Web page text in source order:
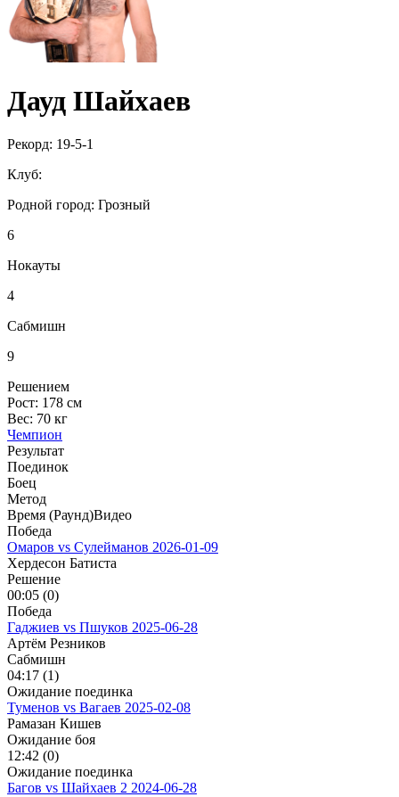
Дауд Шайхаев
Рекорд: 19-5-1
Клуб:
Родной город: Грозный
6
Нокауты
4
Сабмишн
9
Решением
Рост: 178 см
Вес: 70 кг
Чемпион
Результат
Поединок
Боец
Метод
Время (Раунд)Видео
Победа
Омаров vs Сулейманов 2026-01-09
Хердесон Батиста
Решение
00:05 (0)
Победа
Гаджиев vs Пшуков 2025-06-28
Артём Резников
Сабмишн
04:17 (1)
Ожидание поединка
Туменов vs Вагаев 2025-02-08
Рамазан Кишев
Ожидание боя
12:42 (0)
Ожидание поединка
Багов vs Шайхаев 2 2024-06-28